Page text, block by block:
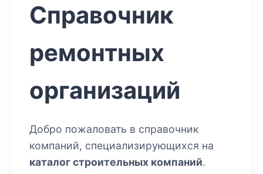
Справочник
ремонтных
организаций
Добро пожаловать в справочник
компаний, специализирующихся на
каталог строительных компаний.